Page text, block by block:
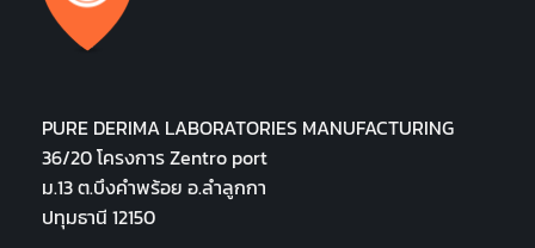
PURE DERIMA LABORATORIES MANUFACTURING
36/20 โครงการ Zentro port
ม.13 ต.บึงคำพร้อย อ.ลำลูกกา
ปทุมธานี 12150